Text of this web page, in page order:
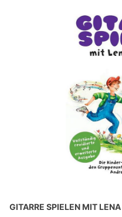
GITARRE SPIELEN MIT